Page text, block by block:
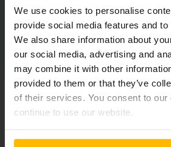
We use cookies to personalise
provide social media features and
We also share information about
our social media, advertising and
may combine it with other
provided to them or that they’ve
of their services. You consent to
continue to use our website.